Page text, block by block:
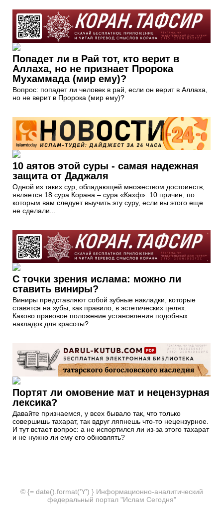
Попадет ли в Рай тот, кто верит в
Аллаха, но не признает Пророка
Мухаммада (мир ему)?
Вопрос: попадет ли человек в рай, если он верит в Аллаха,
но не верит в Пророка (мир ему)?
10 аятов этой суры - самая надежная
защита от Даджаля
Одной из таких сур, обладающей множеством достоинств,
является 18 сура Корана – сура «Кахф». 10 причин, по
которым вам следует выучить эту суру, если вы этого еще
не сделали...
С точки зрения ислама: можно ли
ставить виниры?
Виниры представляют собой зубные накладки, которые
ставятся на зубы, как правило, в эстетических целях.
Каково правовое положение установления подобных
накладок для красоты?
Портят ли омовение мат и нецензурная
лексика?
Давайте признаемся, у всех бывало так, что только
совершишь тахарат, так вдруг ляпнешь что-то нецензурное.
И тут встает вопрос: а не испортился ли из-за этого тахарат
и не нужно ли ему его обновлять?
© {= date().format('Y') } Информационно-аналитический
федеральный портал "Ислам Сегодня"